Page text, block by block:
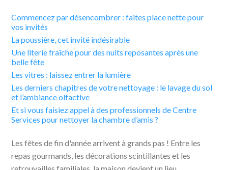
Commencez par désencombrer : faites place nette pour
vos invités
La poussière, cet invité indésirable
Une literie fraîche pour des nuits reposantes après une
belle fête
Les vitres : laissez entrer la lumière
Les derniers chapitres de votre nettoyage : le lavage du sol
et l’ambiance olfactive
Et si vous faisiez appel à des professionnels de Centre
Services pour nettoyer la chambre d’amis ?
Les fêtes de fin d'année arrivent à grands pas ! Entre les
repas gourmands, les décorations scintillantes et les